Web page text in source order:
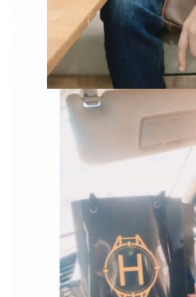
Trường hợp
nhận đổi